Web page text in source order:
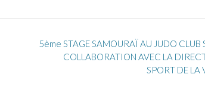
5ème STAGE SAMOURAÏ AU JUDO CLUB
COLLABORATION AVEC LA
SPORT DE LA